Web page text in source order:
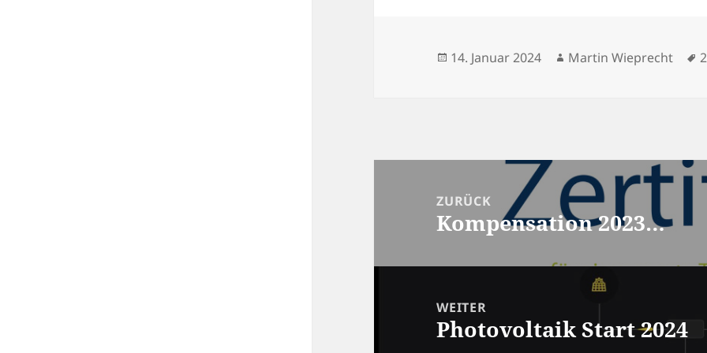
Veröffentlicht
14. Januar 2024 Autor
Martin Wieprecht
Beitragsnavigation
ZURÜCK
Vorheriger
Kompensation 2023…
WEITER
Nächster
Photovoltaik Start 2024